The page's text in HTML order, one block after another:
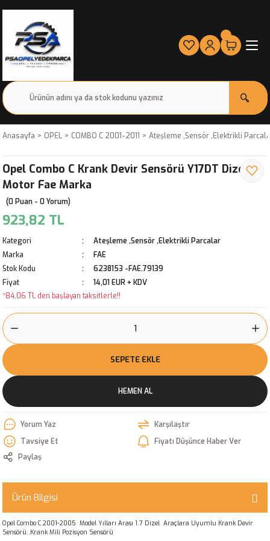
Anasayfa OPEL COMBO C 2001-2011 Ateşleme ,Sensör ,Elektrikli
Opel Combo C Krank Devir Sensörü Y17DT Dizel
Motor Fae Marka
(0 Puan - 0 Yorum)
923,82 TL
Kategori
Ateşleme ,Sensör ,Elektrikli Parcalar
Marka
FAE
Stok Kodu
6238153 -FAE.79139
Fiyat
14,01 EUR + KDV
*84,06 TL den başlayan taksitlerle!!
SEPETE EKLE
HEMEN AL
Yorum Yaz
Karşılaştır
Tavsiye Et
Fiyatı Düşünce Haber Ver
Paylaş
Ürün Bilgisi
Opel Combo C 2001-2005 Model Yılları Arası 1.7 Dizel Araçlara Uyumlu Krank Devir
Sensörü..Krank Mili Pozisyon Sensörü